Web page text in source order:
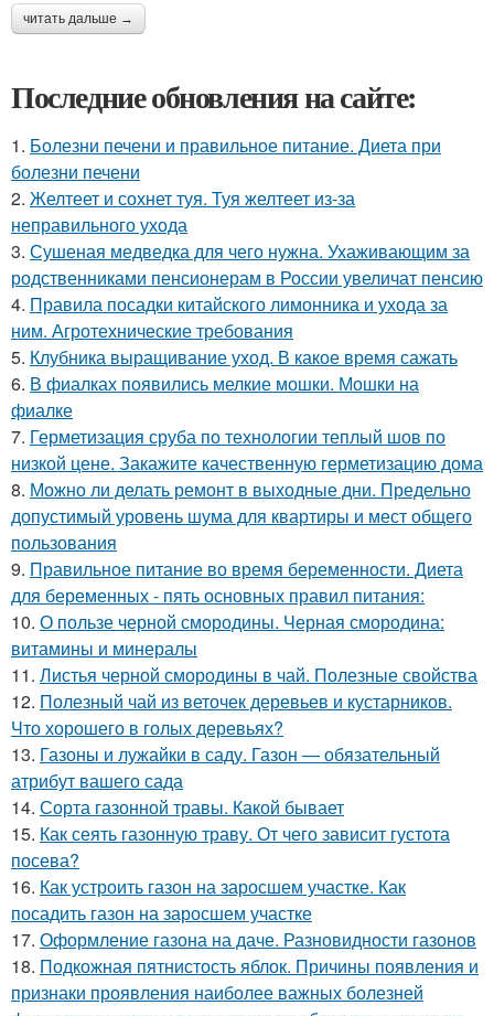
читать дальше →
Последние обновления на сайте:
1. Болезни печени и правильное питание. Диета при
болезни печени
2. Желтеет и сохнет туя. Туя желтеет из-за
неправильного ухода
3. Сушеная медведка для чего нужна. Ухаживающим за
родственниками пенсионерам в России увеличат пенсию
4. Правила посадки китайского лимонника и ухода за
ним. Агротехнические требования
5. Клубника выращивание уход. В какое время сажать
6. В фиалках появились мелкие мошки. Мошки на
фиалке
7. Герметизация сруба по технологии теплый шов по
низкой цене. Закажите качественную герметизацию дома
8. Можно ли делать ремонт в выходные дни. Предельно
допустимый уровень шума для квартиры и мест общего
пользования
9. Правильное питание во время беременности. Диета
для беременных - пять основных правил питания:
10. О пользе черной смородины. Черная смородина:
витамины и минералы
11. Листья черной смородины в чай. Полезные свойства
12. Полезный чай из веточек деревьев и кустарников.
Что хорошего в голых деревьях?
13. Газоны и лужайки в саду. Газон — обязательный
атрибут вашего сада
14. Сорта газонной травы. Какой бывает
15. Как сеять газонную траву. От чего зависит густота
посева?
16. Как устроить газон на заросшем участке. Как
посадить газон на заросшем участке
17. Оформление газона на даче. Разновидности газонов
18. Подкожная пятнистость яблок. Причины появления и
признаки проявления наиболее важных болезней